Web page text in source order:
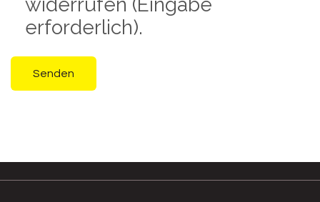
widerrufen (Eingabe
erforderlich).
Senden